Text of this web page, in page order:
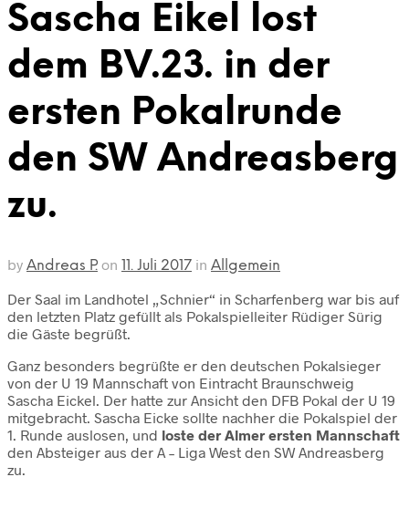
Sascha Eikel lost
dem BV.23. in der
ersten Pokalrunde
den SW Andreasberg
zu.
by Andreas P. on 11. Juli 2017 in Allgemein
Der Saal im Landhotel „Schnier“ in Scharfenberg war bis auf
den letzten Platz gefüllt als Pokalspielleiter Rüdiger Sürig
die Gäste begrüßt.
Ganz besonders begrüßte er den deutschen Pokalsieger
von der U 19 Mannschaft von Eintracht Braunschweig
Sascha Eickel. Der hatte zur Ansicht den DFB Pokal der U 19
mitgebracht. Sascha Eicke sollte nachher die Pokalspiel der
1. Runde auslosen, und loste der Almer ersten Mannschaft
den Absteiger aus der A – Liga West den SW Andreasberg
zu.